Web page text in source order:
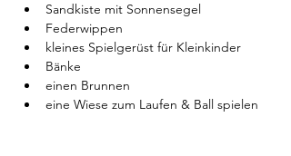
Sandkiste mit Sonnensegel
Federwippen
kleines Spielgerüst für Kleinkinder
Bänke
einen Brunnen
eine Wiese zum Laufen & Ball spielen